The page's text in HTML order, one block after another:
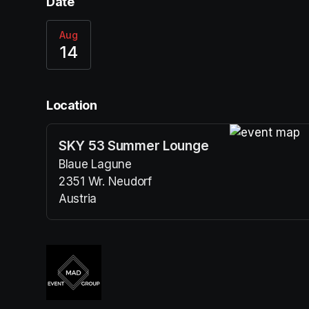
Aug
14
Location
SKY 53 Summer Lounge
Blaue Lagune
2351 Wr. Neudorf
Austria